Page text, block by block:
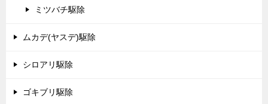
ミツバチ駆除
ムカデ(ヤスデ)駆除
シロアリ駆除
ゴキブリ駆除